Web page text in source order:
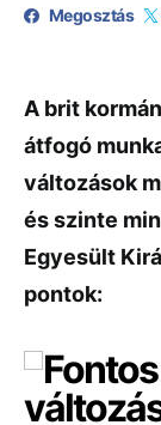
Megosztás
A brit
átfogó
változások
és szinte
Egyesült
pontok: